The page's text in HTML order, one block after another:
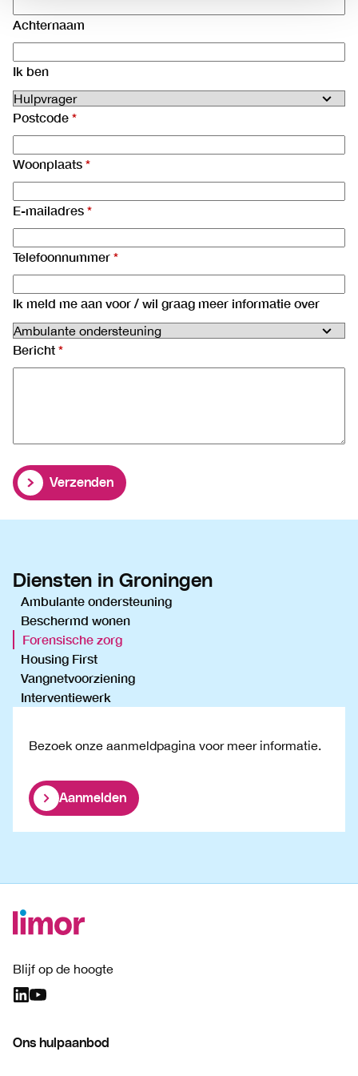
Achternaam
Ik ben
Postcode
Woonplaats
E-mailadres
Telefoonnummer
Ik meld me aan voor / wil graag meer informatie over
Bericht
Verzenden
Diensten in Groningen
Ambulante ondersteuning
Beschermd wonen
Forensische zorg
Housing First
Vangnetvoorziening
Interventiewerk
Bezoek onze aanmeldpagina voor meer informatie.
Aanmelden
Blijf op de hoogte
Ons hulpaanbod